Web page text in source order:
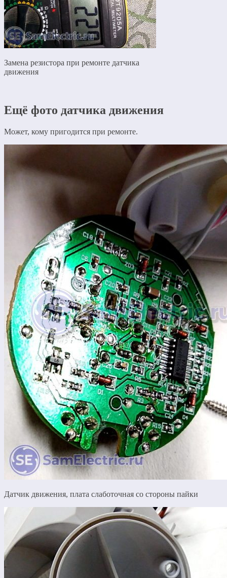
Замена резистора при ремонте датчика
движения
Ещё фото датчика движения
Может, кому пригодится при ремонте.
Датчик движения, плата слаботочная со стороны пайки